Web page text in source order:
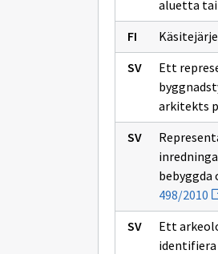
aluetta tai
Ett
arkitekts
bebyggda
498/2010
Ett
identifiera